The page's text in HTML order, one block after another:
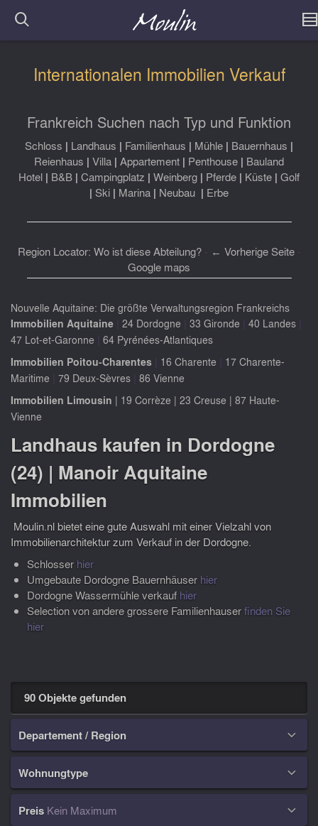
Internationalen Immobilien Verkauf
Frankreich Suchen nach Typ und Funktion
Schloss | Landhaus | Familienhaus | Mühle | Bauernhaus |
Reienhaus | Villa | Appartement | Penthouse | Bauland
Hotel | B&B | Campingplatz | Weinberg | Pferde | Küste | Golf
| Ski | Marina | Neubau | Erbe
Region Locator: Wo ist diese Abteilung?- ← Vorherige Seite-
Google maps
Nouvelle Aquitaine: Die größte Verwaltungsregion Frankreichs
Immobilien Aquitaine 24 Dordogne 33 Gironde 40 Landes
47 Lot-et-Garonne 64 Pyrénées-Atlantiques
Immobilien Poitou-Charentes 16 Charente
17 Charente-
Maritime
79 Deux-Sèvres 86 Vienne
Immobilien Limousin | 19 Corrèze | 23 Creuse | 87 Haute-
Vienne
Landhaus kaufen in Dordogne
(24) | Manoir Aquitaine
Immobilien
Moulin.nl bietet eine gute Auswahl mit einer Vielzahl von
Immobilienarchitektur zum Verkauf in der Dordogne.
Schlosser hier
Umgebaute Dordogne Bauernhäuser hier
Dordogne Wassermühle verkauf hier
Selection von andere grossere Familienhauserfinden Sie
hier
90 Objekte gefunden
Departement / Region 
Wohnungtype 
Preis Kein Maximum 